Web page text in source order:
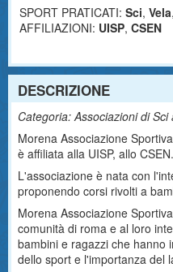
SPORT PRATICATI: Sci, Vela,
AFFILIAZIONI: UISP, CSEN
DESCRIZIONE
Categoria: Associazioni di Sci
Morena Associazione
è affiliata alla UISP, allo CSEN.
L'associazione è nata con
proponendo corsi rivolti a
Morena Associazione
comunità di roma e al loro
bambini e ragazzi che hanno
dello sport e l'importanza del